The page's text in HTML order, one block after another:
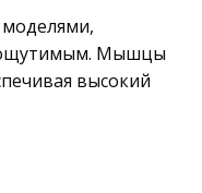
ощутимым. Мышцы
высокий